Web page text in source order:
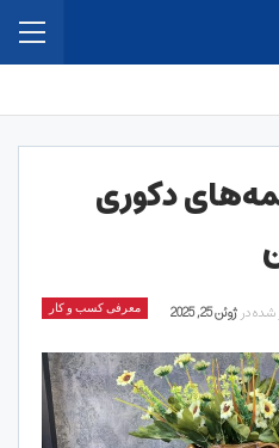
دکوری
معرفی کسب و کار در ژوئن 25, 2025